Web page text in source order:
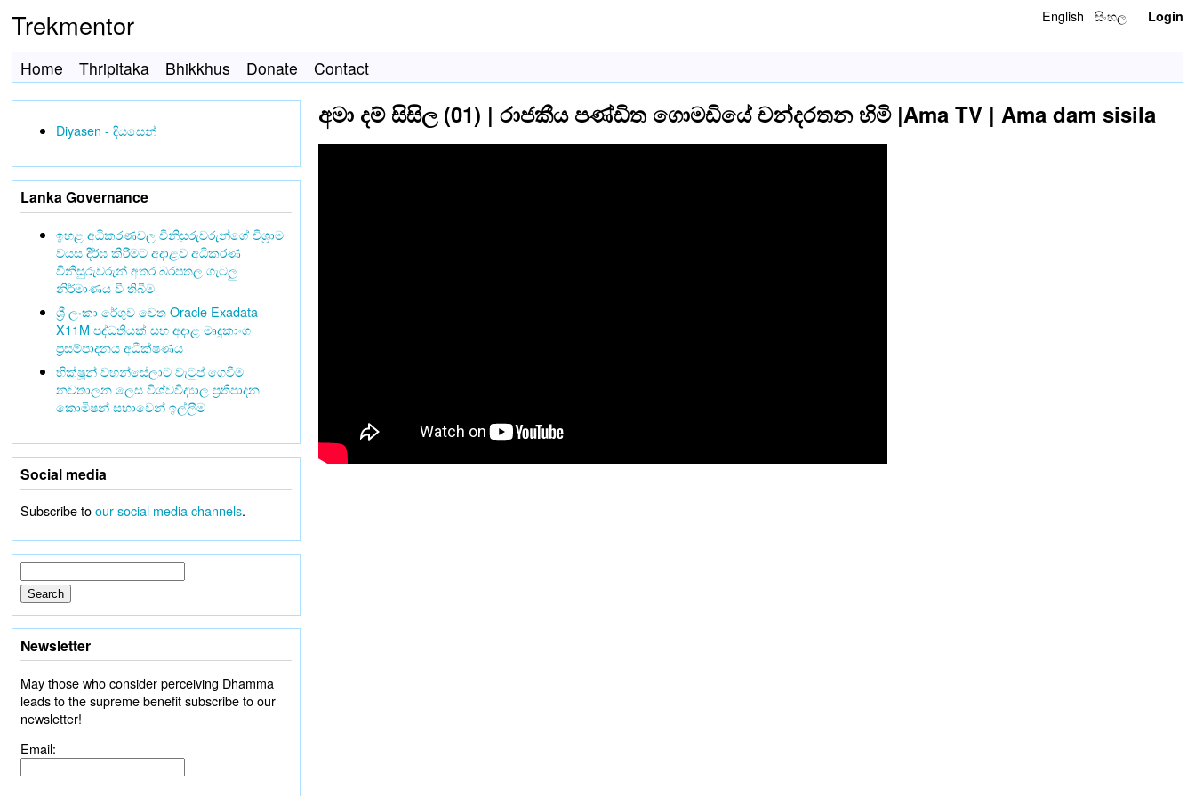
Trekmentor English සිංහල Login
Home Thripitaka Bhikkhus Donate Contact
අමා දම් සිසිල (01) | රාජකීය පණ්ඩිත ගොමඩියේ චන්දරතන හිමි |Ama TV | Ama dam sisila
Diyasen - දියසෙන්
Lanka Governance
ඉහළ අධිකරණවල විනිසුරුවරුන්ගේ විශ්‍රාම
වයස දීර්ඝ කිරීමට අදාළව අධිකරණ
විනිසුරුවරුන් අතර බරපතල ගැටලු
නිර්මාණය වී තිබීම
ශ්‍රී ලංකා රේගුව වෙත Oracle Exadata
X11M පද්ධතියක් සහ අදාළ මෘදුකාංග
ප්‍රසම්පාදනය අධීක්ෂණය
භික්ෂූන් වහන්සේලාට වැටුප් ගෙවීම
නවතාලන ලෙස විශ්වවිද්‍යාල ප්‍රතිපාදන
කොමිෂන් සභාවෙන් ඉල්ලීම
Social media
Subscribe toour social media channels.
Newsletter
May those who consider perceiving Dhamma
leads to the supreme benefit subscribe to our
newsletter!
Email: